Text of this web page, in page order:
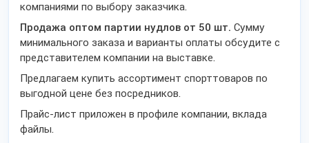
компаниями по выбору заказчика.
Продажа оптом партии нудлов от 50 шт. Сумму
минимального заказа и варианты оплаты обсудите с
представителем компании на выставке.
Предлагаем купить ассортимент спорттоваров по
выгодной цене без посредников.
Прайс-лист приложен в профиле компании, вклада
файлы.